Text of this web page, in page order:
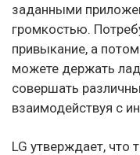
заданными
громкостью.
привыкание, а
можете держать
совершать
взаимодействуя с
LG утверждает, что